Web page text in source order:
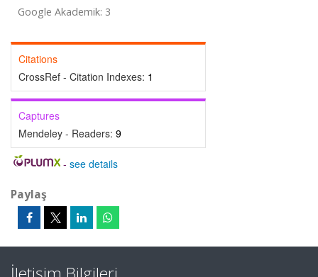
Google Akademik: 3
Citations
CrossRef - Citation Indexes: 1
Captures
Mendeley - Readers: 9
- see details
Paylaş